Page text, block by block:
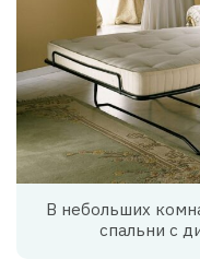
В небольших
спальни с